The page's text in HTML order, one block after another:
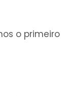
o primeiro